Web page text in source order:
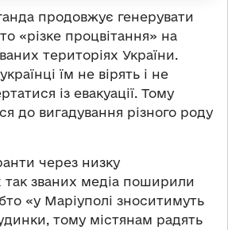
продовжує генерувати
«різке процвітання» на
територіях України.
їм не вірять і не
із евакуації. Тому
до вигадування різного роду
через низку
так званих медіа поширили
«у Маріуполі зноситимуть
тому містянам радять